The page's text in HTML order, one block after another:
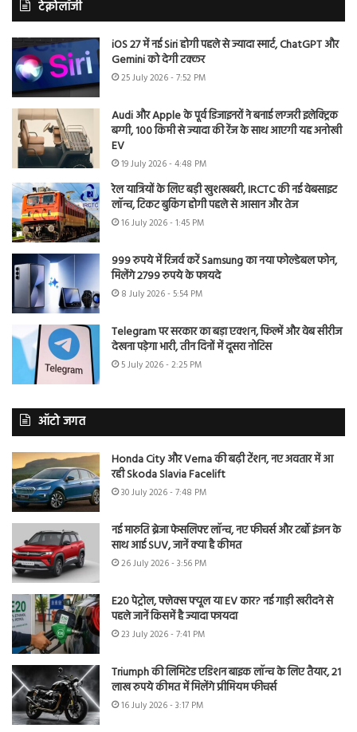
टेक्नोलॉजी
iOS 27 में नई Siri होगी पहले से ज्यादा स्मार्ट, ChatGPT और
Gemini को देगी टक्कर
25 July 2026 - 7:52 PM
Audi और Apple के पूर्व डिजाइनरों ने बनाई लग्जरी इलेक्ट्रिक
बग्गी, 100 किमी से ज्यादा की रेंज के साथ आएगी यह अनोखी
EV
19 July 2026 - 4:48 PM
रेल यात्रियों के लिए बड़ी खुशखबरी, IRCTC की नई वेबसाइट
लॉन्च, टिकट बुकिंग होगी पहले से आसान और तेज
16 July 2026 - 1:45 PM
999 रुपये में रिजर्व करें Samsung का नया फोल्डेबल फोन,
मिलेंगे 2799 रुपये के फायदे
8 July 2026 - 5:54 PM
Telegram पर सरकार का बड़ा एक्शन, फिल्में और वेब सीरीज
देखना पड़ेगा भारी, तीन दिनों में दूसरा नोटिस
5 July 2026 - 2:25 PM
ऑटो जगत
Honda City और Verna की बढ़ी टेंशन, नए अवतार में आ
रही Skoda Slavia Facelift
30 July 2026 - 7:48 PM
नई मारुति ब्रेजा फेसलिफ्ट लॉन्च, नए फीचर्स और टर्बो इंजन के
साथ आई SUV, जानें क्या है कीमत
26 July 2026 - 3:56 PM
E20 पेट्रोल, फ्लेक्स फ्यूल या EV कार? नई गाड़ी खरीदने से
पहले जानें किसमें है ज्यादा फायदा
23 July 2026 - 7:41 PM
Triumph की लिमिटेड एडिशन बाइक लॉन्च के लिए तैयार, 21
लाख रुपये कीमत में मिलेंगे प्रीमियम फीचर्स
16 July 2026 - 3:17 PM